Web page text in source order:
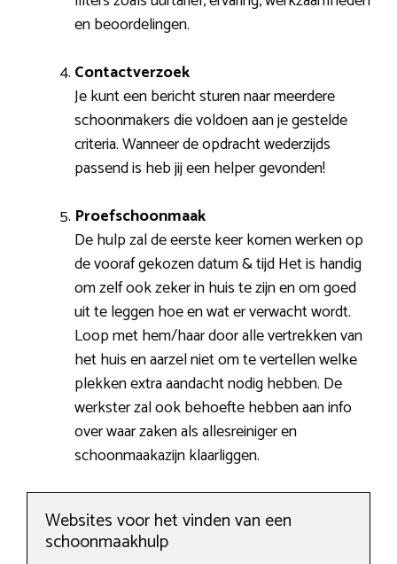
en beoordelingen.
Contactverzoek
Je kunt een bericht sturen naar meerdere
schoonmakers die voldoen aan je gestelde
criteria. Wanneer de opdracht wederzijds
passend is heb jij een helper gevonden!
Proefschoonmaak
De hulp zal de eerste keer komen werken op
de vooraf gekozen datum & tijd Het is handig
om zelf ook zeker in huis te zijn en om goed
uit te leggen hoe en wat er verwacht wordt.
Loop met hem/haar door alle vertrekken van
het huis en aarzel niet om te vertellen welke
plekken extra aandacht nodig hebben. De
werkster zal ook behoefte hebben aan info
over waar zaken als allesreiniger en
schoonmaakazijn klaarliggen.
Websites voor het vinden van een
schoonmaakhulp